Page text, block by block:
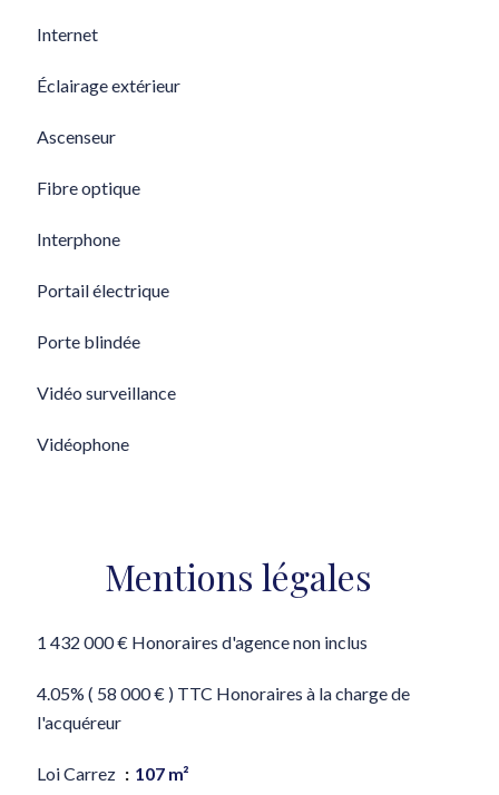
Internet
Éclairage extérieur
Ascenseur
Fibre optique
Interphone
Portail électrique
Porte blindée
Vidéo surveillance
Vidéophone
Mentions légales
1 432 000 € Honoraires d'agence non inclus
4.05% ( 58 000 € ) TTC Honoraires à la charge de
l'acquéreur
Loi Carrez 107 m²